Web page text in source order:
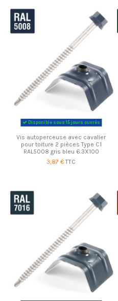
Disponible sous 15 jours ouvrés
Vis autoperceuse avec cavalier
pour toiture 2 pièces Type C1
RAL5008 gris bleu 6.3X100
3,87 €TTC